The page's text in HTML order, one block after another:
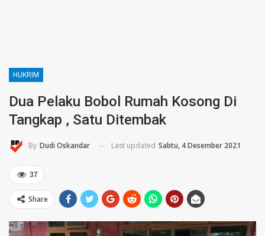
HUKRIM
Dua Pelaku Bobol Rumah Kosong Di
Tangkap , Satu Ditembak
By Dudi Oskandar Last updated Sabtu, 4 Desember 2021
37
Share